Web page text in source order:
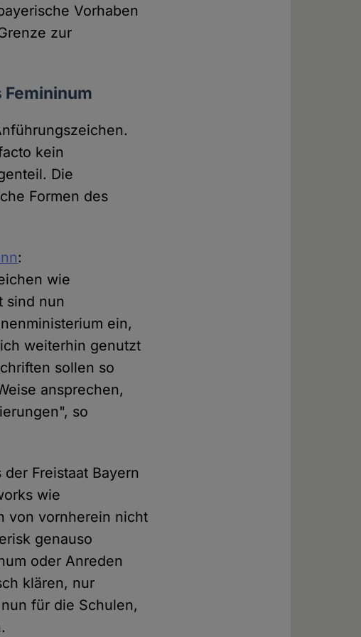
Vorhaben
zur
kein
Die
Formen des
:
wie
sind nun
ein,
weiterhin genutzt
sollen so
ansprechen,
so
Freistaat Bayern
wie
von vornherein nicht
genauso
oder Anreden
klären, nur
für die Schulen,